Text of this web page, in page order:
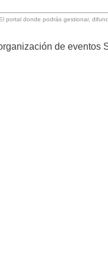
El portal donde podrás gestionar,
de eventos